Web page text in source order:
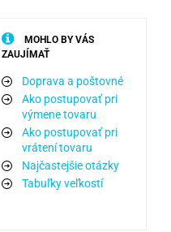
MOHLO BY VÁS
ZAUJÍMAŤ
Doprava a poštovné
Ako postupovať pri
výmene tovaru
Ako postupovať pri
vrátení tovaru
Najčastejšie otázky
Tabuľky veľkostí